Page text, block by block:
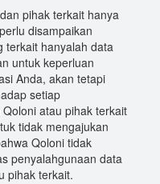
pihak terkait hanya
disampaikan
terkait hanyalah data
untuk keperluan
Anda, akan tetapi
setiap
atau pihak terkait
tidak mengajukan
Qoloni tidak
penyalahgunaan data
pihak terkait.